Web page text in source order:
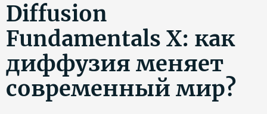
Diffusion
Fundamentals X: как
диффузия меняет
современный мир?